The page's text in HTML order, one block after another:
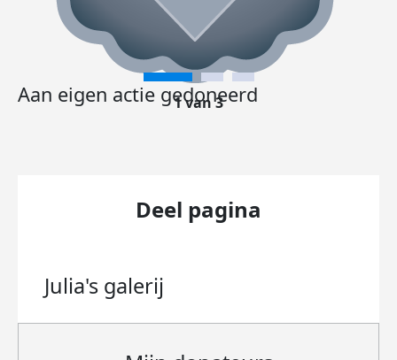
Aan eigen actie gedoneerd
1 van 3
Deel pagina
Julia's galerij